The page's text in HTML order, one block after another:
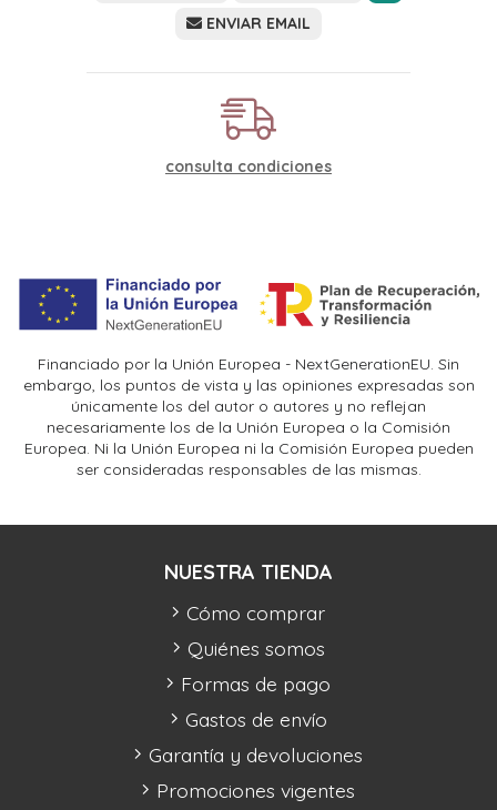
ENVIAR EMAIL
consulta condiciones
Financiado por la Unión Europea - NextGenerationEU. Sin
embargo, los puntos de vista y las opiniones expresadas son
únicamente los del autor o autores y no reflejan
necesariamente los de la Unión Europea o la Comisión
Europea. Ni la Unión Europea ni la Comisión Europea pueden
ser consideradas responsables de las mismas.
NUESTRA TIENDA
Cómo comprar
Quiénes somos
Formas de pago
Gastos de envío
Garantía y devoluciones
Promociones vigentes